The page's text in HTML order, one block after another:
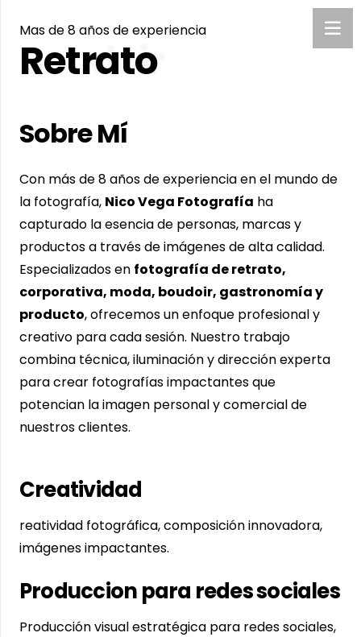
Mas de 8 años de experiencia
Retrato
Sobre Mí
Con más de 8 años de experiencia en el mundo de
la fotografía, Nico Vega Fotografía ha
capturado la esencia de personas, marcas y
productos a través de imágenes de alta calidad.
Especializados en fotografía de retrato,
corporativa, moda, boudoir, gastronomía y
producto, ofrecemos un enfoque profesional y
creativo para cada sesión. Nuestro trabajo
combina técnica, iluminación y dirección experta
para crear fotografías impactantes que
potencian la imagen personal y comercial de
nuestros clientes.
Creatividad
reatividad fotográfica, composición innovadora,
imágenes impactantes.
Produccion para redes sociales
Producción visual estratégica para redes sociales,